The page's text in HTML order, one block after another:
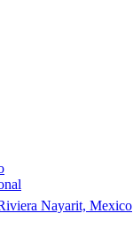
Nayarit, Mexico